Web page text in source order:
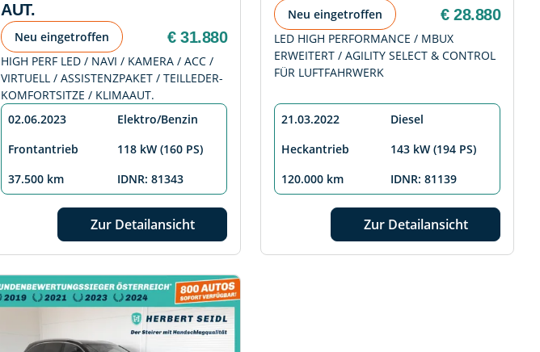
AUT.
Neu eingetroffen € 31.880
HIGH PERF LED / NAVI / KAMERA / ACC /
VIRTUELL / ASSISTENZPAKET / TEILLEDER-
KOMFORTSITZE / KLIMAAUT.
02.06.2023
Elektro/Benzin
Frontantrieb
118 kW (160 PS)
37.500 km
IDNR: 81343
Zur Detailansicht
Neu eingetroffen € 28.880
LED HIGH PERFORMANCE / MBUX
ERWEITERT / AGILITY SELECT & CONTROL
FÜR LUFTFAHRWERK
21.03.2022
Diesel
Heckantrieb
143 kW (194 PS)
120.000 km
IDNR: 81139
Zur Detailansicht